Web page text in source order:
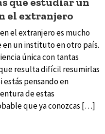
el extranjero
el extranjero es mucho
en un instituto en otro país.
única con tantas
resulta difícil resumirlas
estás pensando en
de estas
que ya conozcas […]